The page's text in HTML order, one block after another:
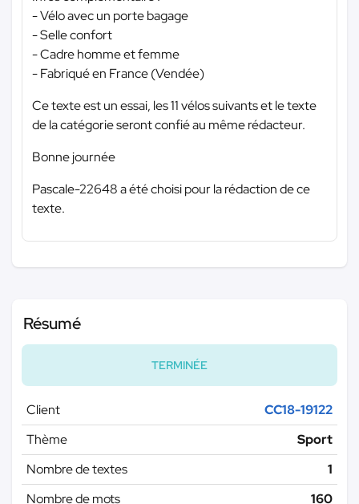
- Vélo avec un porte bagage
- Selle confort
- Cadre homme et femme
- Fabriqué en France (Vendée)
Ce texte est un essai, les 11 vélos suivants et le texte
de la catégorie seront confié au même rédacteur.
Bonne journée
Pascale-22648 a été choisi pour la rédaction de ce
texte.
Résumé
TERMINÉE
Client
CC18-19122
Thème
Sport
Nombre de textes
1
Nombre de mots
160